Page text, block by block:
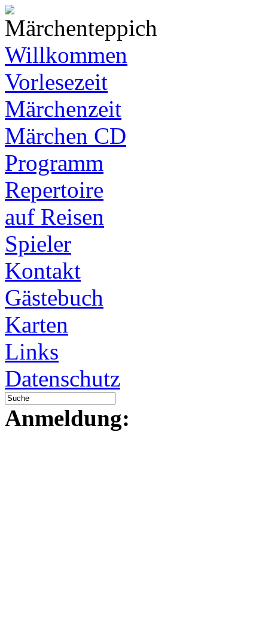
Willkommen
Vorlesezeit
Märchenzeit
Märchen CD
Programm
Repertoire
auf Reisen
Spieler
Kontakt
Gästebuch
Karten
Links
Datenschutz
Anmeldung: